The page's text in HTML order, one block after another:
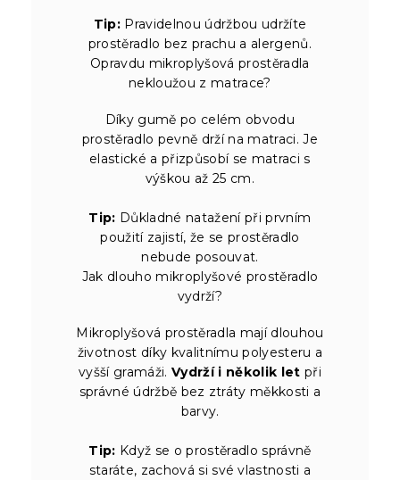
Tip: Pravidelnou údržbou udržíte
prostěradlo bez prachu a alergenů.
Opravdu mikroplyšová prostěradla
nekloužou z matrace?
Díky gumě po celém obvodu
prostěradlo pevně drží na matraci. Je
elastické a přizpůsobí se matraci s
výškou až 25 cm.
Tip: Důkladné natažení při prvním
použití zajistí, že se prostěradlo
nebude posouvat.
Jak dlouho mikroplyšové prostěradlo
vydrží?
Mikroplyšová prostěradla mají dlouhou
životnost díky kvalitnímu polyesteru a
vyšší gramáži. Vydrží i několik let při
správné údržbě bez ztráty měkkosti a
barvy.
Tip: Když se o prostěradlo správně
staráte, zachová si své vlastnosti a